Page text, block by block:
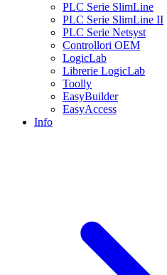
PLC Serie SlimLine
PLC Serie SlimLine II
PLC Serie Netsyst
Controllori OEM
LogicLab
Librerie LogicLab
Toolly
EasyBuilder
EasyAccess
Info